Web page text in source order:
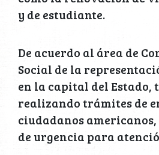
y de estudiante.
De acuerdo al área de
Social de la
en la capital del Estado,
realizando trámites de
ciudadanos
de urgencia para